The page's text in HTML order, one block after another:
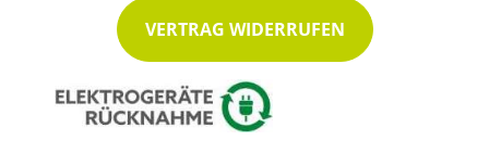
VERTRAG WIDERRUFEN